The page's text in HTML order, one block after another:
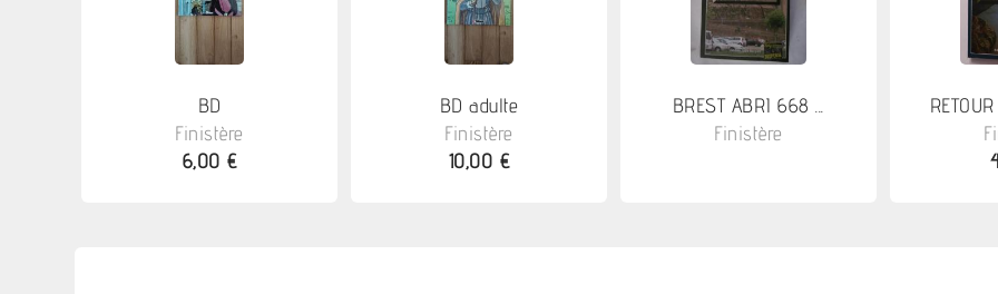
BD
Finistère
6,00 €
BD adulte
Finistère
10,00 €
BREST ABRI 668 ...
Finistère
RETOUR